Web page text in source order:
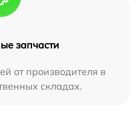
запчасти
от производителя в
складах.